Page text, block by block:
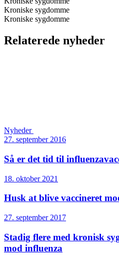
Kroniske sygdomme
Kroniske sygdomme
Relaterede nyheder
Nyheder
27. september 2016
Så er det tid til
18. oktober 2021
Husk at blive vaccineret
27. september 2017
Stadig flere med kronisk
mod influenza